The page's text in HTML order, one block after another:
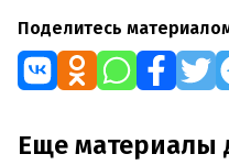
Поделитесь
Еще материалы